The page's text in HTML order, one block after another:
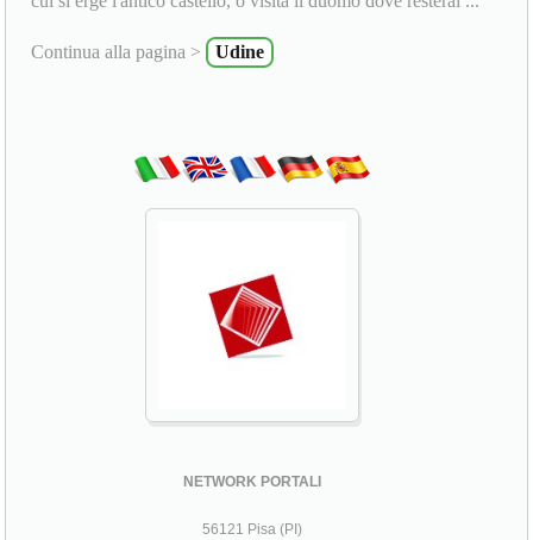
Continua alla pagina > Udine
NETWORK PORTALI
56121 Pisa (PI)